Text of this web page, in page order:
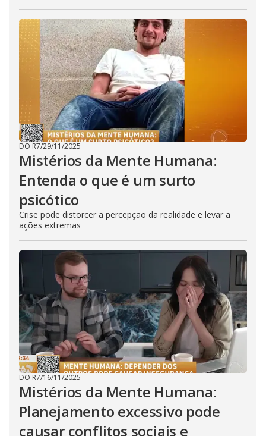
DO R7/29/11/2025
Mistérios da Mente Humana:
Entenda o que é um surto
psicótico
Crise pode distorcer a percepção da realidade e levar a
ações extremas
DO R7/16/11/2025
Mistérios da Mente Humana:
Planejamento excessivo pode
causar conflitos sociais e